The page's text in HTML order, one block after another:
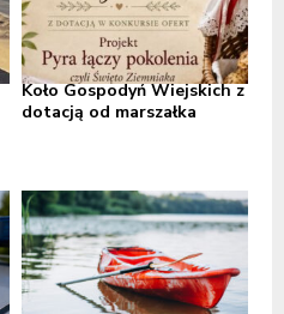
Koło Gospodyń Wiejskich z
dotacją od marszałka